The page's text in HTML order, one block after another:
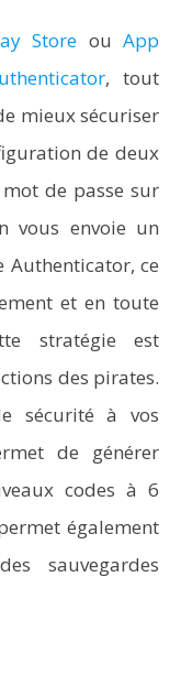
Store ouApp
, tout
mieux sécuriser
de deux
de passe sur
vous envoie un
Authenticator, ce
et en toute
stratégie est
des pirates.
sécurité à vos
de générer
codes à 6
également
sauvegardes